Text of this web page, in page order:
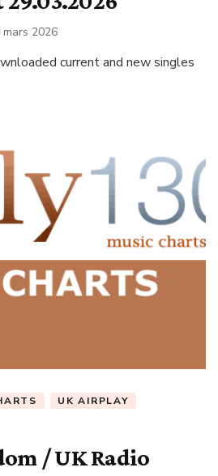
mars 2026
current and new singles
UK AIRPLAY
/ UK Radio